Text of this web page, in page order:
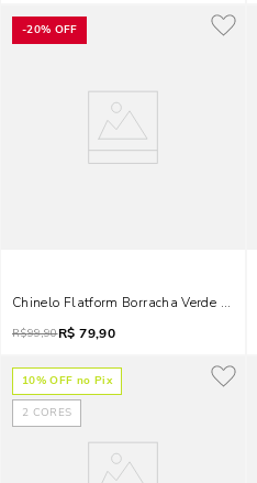
-20% OFF
Chinelo Flatform Borracha Verde Neon
R$99,90R$ 79,90
10% OFF no Pix
2 CORES